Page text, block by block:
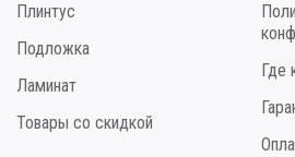
Плинтус
Подложка
Ламинат
Товары со скидкой
Где